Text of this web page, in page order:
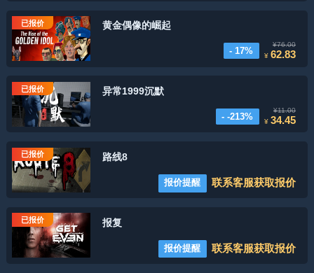
已报价 黄金偶像的崛起
- 17%
¥76.00
¥62.83
已报价 异常1999沉默
- -213%
¥11.00
¥34.45
已报价 路线8
报价提醒 联系客服获取报价
已报价 报复
报价提醒 联系客服获取报价